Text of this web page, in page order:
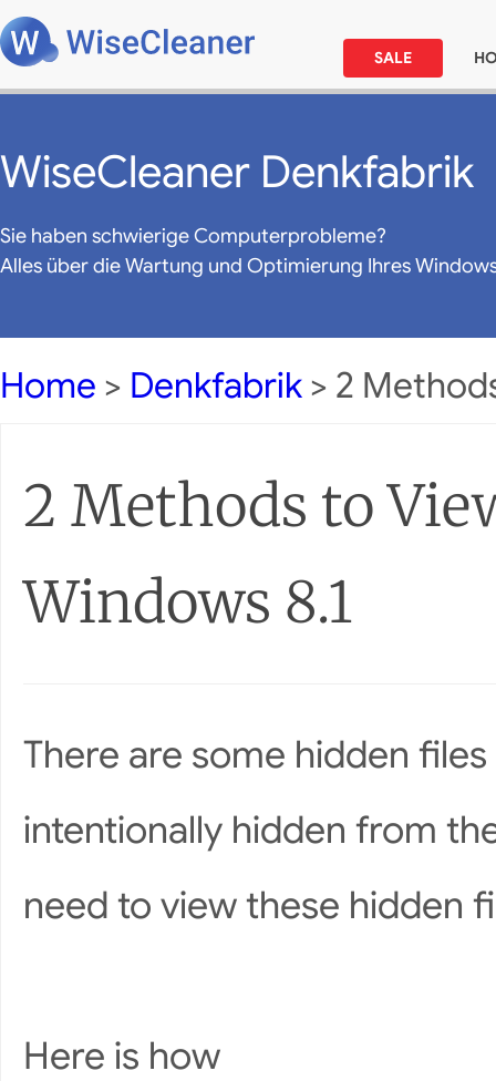
SALE
WiseCleaner Denkfabrik
Sie haben schwierige Computerprobleme?
Alles über die Wartung und Optimierung Ihres
Home > Denkfabrik > 2
2 Methods to
Windows 8.1
There are some hidden
intentionally hidden from
need to view these hidden
Here is how